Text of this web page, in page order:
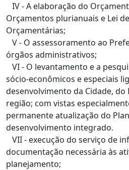
IV - A elaboração do
Orçamentos plurianuais e Lei
Orçamentárias;
V - O assessoramento ao
órgãos administrativos;
VI - O levantamento e a
sócio-econômicos e especiais
desenvolvimento da Cidade,
região; com vistas
permanente atualização do
desenvolvimento integrado.
VII - execução do serviço de
documentação necessária às
planejamento;